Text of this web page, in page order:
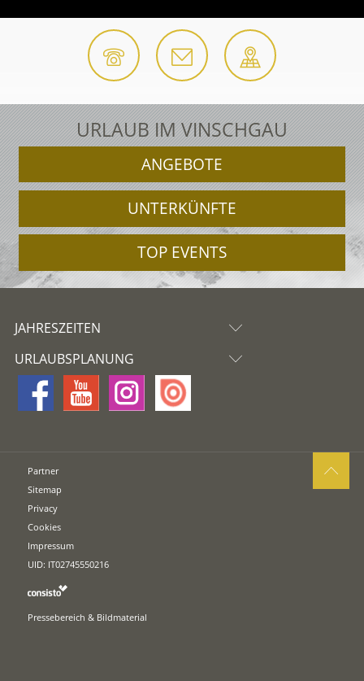
URLAUB IM VINSCHGAU
ANGEBOTE
UNTERKÜNFTE
TOP EVENTS
JAHRESZEITEN
URLAUBSPLANUNG
Partner
Sitemap
Privacy
Cookies
Impressum
UID: IT02745550216
Pressebereich & Bildmaterial